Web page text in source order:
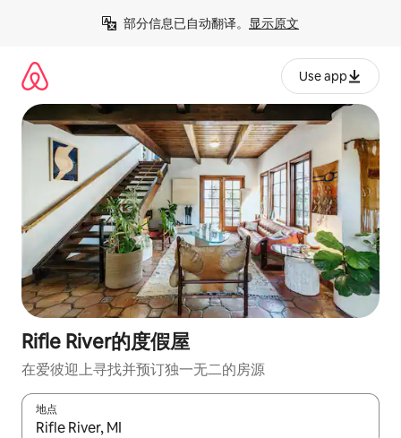
部分信息已自动翻译。 显示原文
Use app
Rifle River的度假屋
在爱彼迎上寻找并预订独一无二的房源
地点
如有搜索结果，请使用上下方向键查看，或通过点击或滑动手势